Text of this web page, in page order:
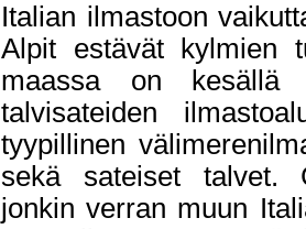
Italian ilmastoon
Alpit estävät kylmien
maassa on kesällä
talvisateiden
tyypillinen
sekä sateiset talvet.
jonkin verran muun